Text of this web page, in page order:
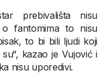
prebivališta nisu
fantomima to nisu
to bi bili ljudi koji
kazao je Vujović i
nisu uporedivi.